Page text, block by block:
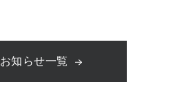
お知らせ一覧